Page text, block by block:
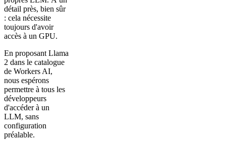
détail près, bien sûr
: cela nécessite
toujours d'avoir
accès à un GPU.
En proposant Llama
2 dans le catalogue
de Workers AI,
nous espérons
permettre à tous les
développeurs
d'accéder à un
LLM, sans
configuration
préalable.